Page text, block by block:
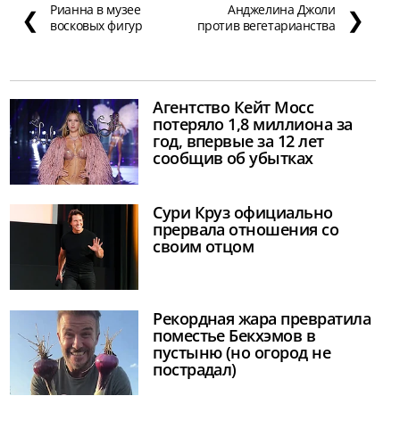
❮
Рианна в музее
восковых фигур
Анджелина Джоли
против вегетарианства
❯
Агентство Кейт Мосс
потеряло 1,8 миллиона за
год, впервые за 12 лет
сообщив об убытках
Сури Круз официально
прервала отношения со
своим отцом
Рекордная жара превратила
поместье Бекхэмов в
пустыню (но огород не
пострадал)